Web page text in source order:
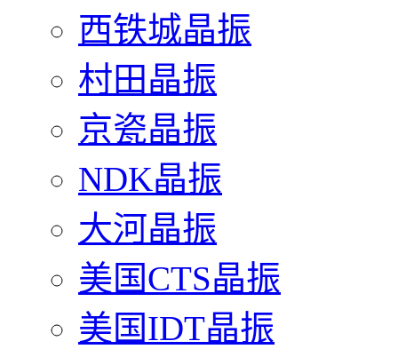
西铁城晶振
村田晶振
京瓷晶振
NDK晶振
大河晶振
美国CTS晶振
美国IDT晶振